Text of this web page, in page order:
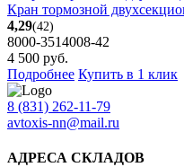
Кран тормозной
4,29(42)
8000-3514008-42
4 500 руб.
Подробнее Купить в 1 клик
8 (831) 262-11-79
avtoxis-nn@mail.ru
АДРЕСА СКЛАДОВ